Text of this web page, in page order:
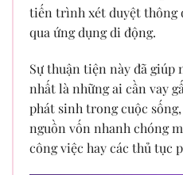
tiến trình xét duyệt thông
qua ứng dụng di động.
Sự thuận tiện này đã giúp
nhất là những ai cần vay
phát sinh trong cuộc
nguồn vốn nhanh chóng
công việc hay các thủ tục